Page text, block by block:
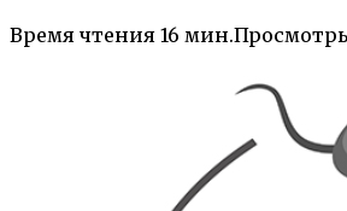
Время чтения 16 мин.